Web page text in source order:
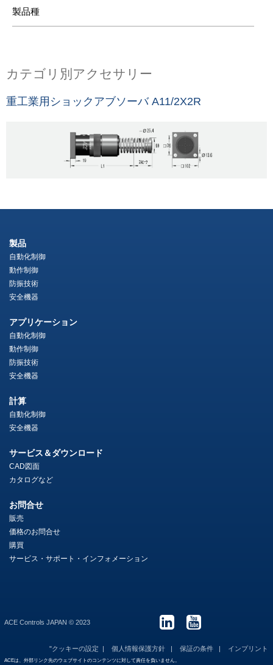
製品種
カテゴリ別アクセサリー
重工業用ショックアブソーバ A11/2X2R
製品
自動化制御
動作制御
防振技術
安全機器
アプリケーション
自動化制御
動作制御
防振技術
安全機器
計算
自動化制御
安全機器
サービス＆ダウンロード
CAD図面
カタログなど
お問合せ
販売
価格のお問合せ
購買
サービス・サポート・インフォメーション
ACE Controls JAPAN © 2023
"クッキーの設定 個人情報保護方針 保証の条件 インプリント
ACEは、外部リンク先のウェブサイトのコンテンツに対して責任を負いません。